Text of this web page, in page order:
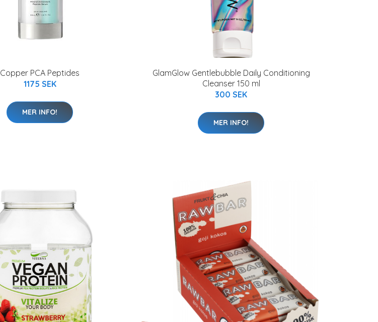
Copper PCA Peptides
1175 SEK
MER INFO!
GlamGlow Gentlebubble Daily Conditioning
Cleanser 150 ml
300 SEK
MER INFO!